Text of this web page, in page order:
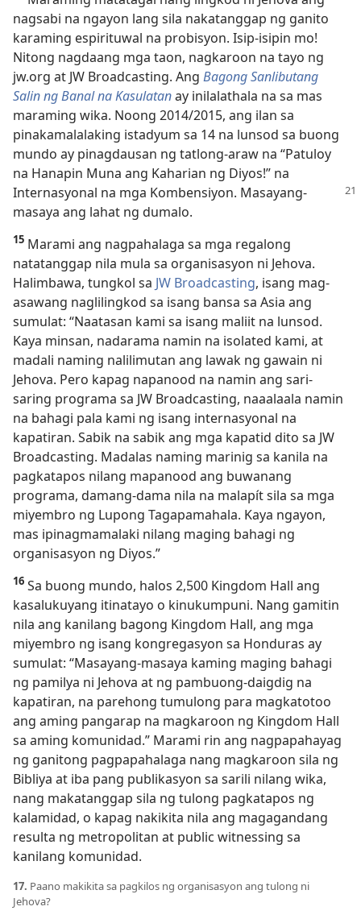
nagsabi na ngayon lang sila nakatanggap ng ganito
karaming espirituwal na probisyon. Isip-isipin mo!
Nitong nagdaang mga taon, nagkaroon na tayo ng
jw.org at JW Broadcasting. Ang Bagong Sanlibutang
Salin ng Banal na Kasulatanay inilalathala na sa mas
maraming wika. Noong 2014/2015, ang ilan sa
pinakamalalaking istadyum sa 14 na lunsod sa buong
mundo ay pinagdausan ng tatlong-araw na “Patuloy
na Hanapin Muna ang Kaharian ng Diyos!” na
Internasyonal na mga Kombensiyon. Masayang-
masaya ang lahat ng dumalo.
15 Marami ang nagpahalaga sa mga regalong
natatanggap nila mula sa organisasyon ni Jehova.
Halimbawa, tungkol sa JW Broadcasting, isang mag-
asawang naglilingkod sa isang bansa sa Asia ang
sumulat: “Naatasan kami sa isang maliit na lunsod.
Kaya minsan, nadarama namin na isolated kami, at
madali naming nalilimutan ang lawak ng gawain ni
Jehova. Pero kapag napanood na namin ang sari-
saring programa sa JW Broadcasting, naaalaala namin
na bahagi pala kami ng isang internasyonal na
kapatiran. Sabik na sabik ang mga kapatid dito sa JW
Broadcasting. Madalas naming marinig sa kanila na
pagkatapos nilang mapanood ang buwanang
programa, damang-dama nila na malapít sila sa mga
miyembro ng Lupong Tagapamahala. Kaya ngayon,
mas ipinagmamalaki nilang maging bahagi ng
organisasyon ng Diyos.”
16 Sa buong mundo, halos 2,500 Kingdom Hall ang
kasalukuyang itinatayo o kinukumpuni. Nang gamitin
nila ang kanilang bagong Kingdom Hall, ang mga
miyembro ng isang kongregasyon sa Honduras ay
sumulat: “Masayang-masaya kaming maging bahagi
ng pamilya ni Jehova at ng pambuong-daigdig na
kapatiran, na parehong tumulong para magkatotoo
ang aming pangarap na magkaroon ng Kingdom Hall
sa aming komunidad.” Marami rin ang nagpapahayag
ng ganitong pagpapahalaga nang magkaroon sila ng
Bibliya at iba pang publikasyon sa sarili nilang wika,
nang makatanggap sila ng tulong pagkatapos ng
kalamidad, o kapag nakikita nila ang magagandang
resulta ng metropolitan at public witnessing sa
kanilang komunidad.
17. Paano makikita sa pagkilos ng organisasyon ang tulong ni
Jehova?